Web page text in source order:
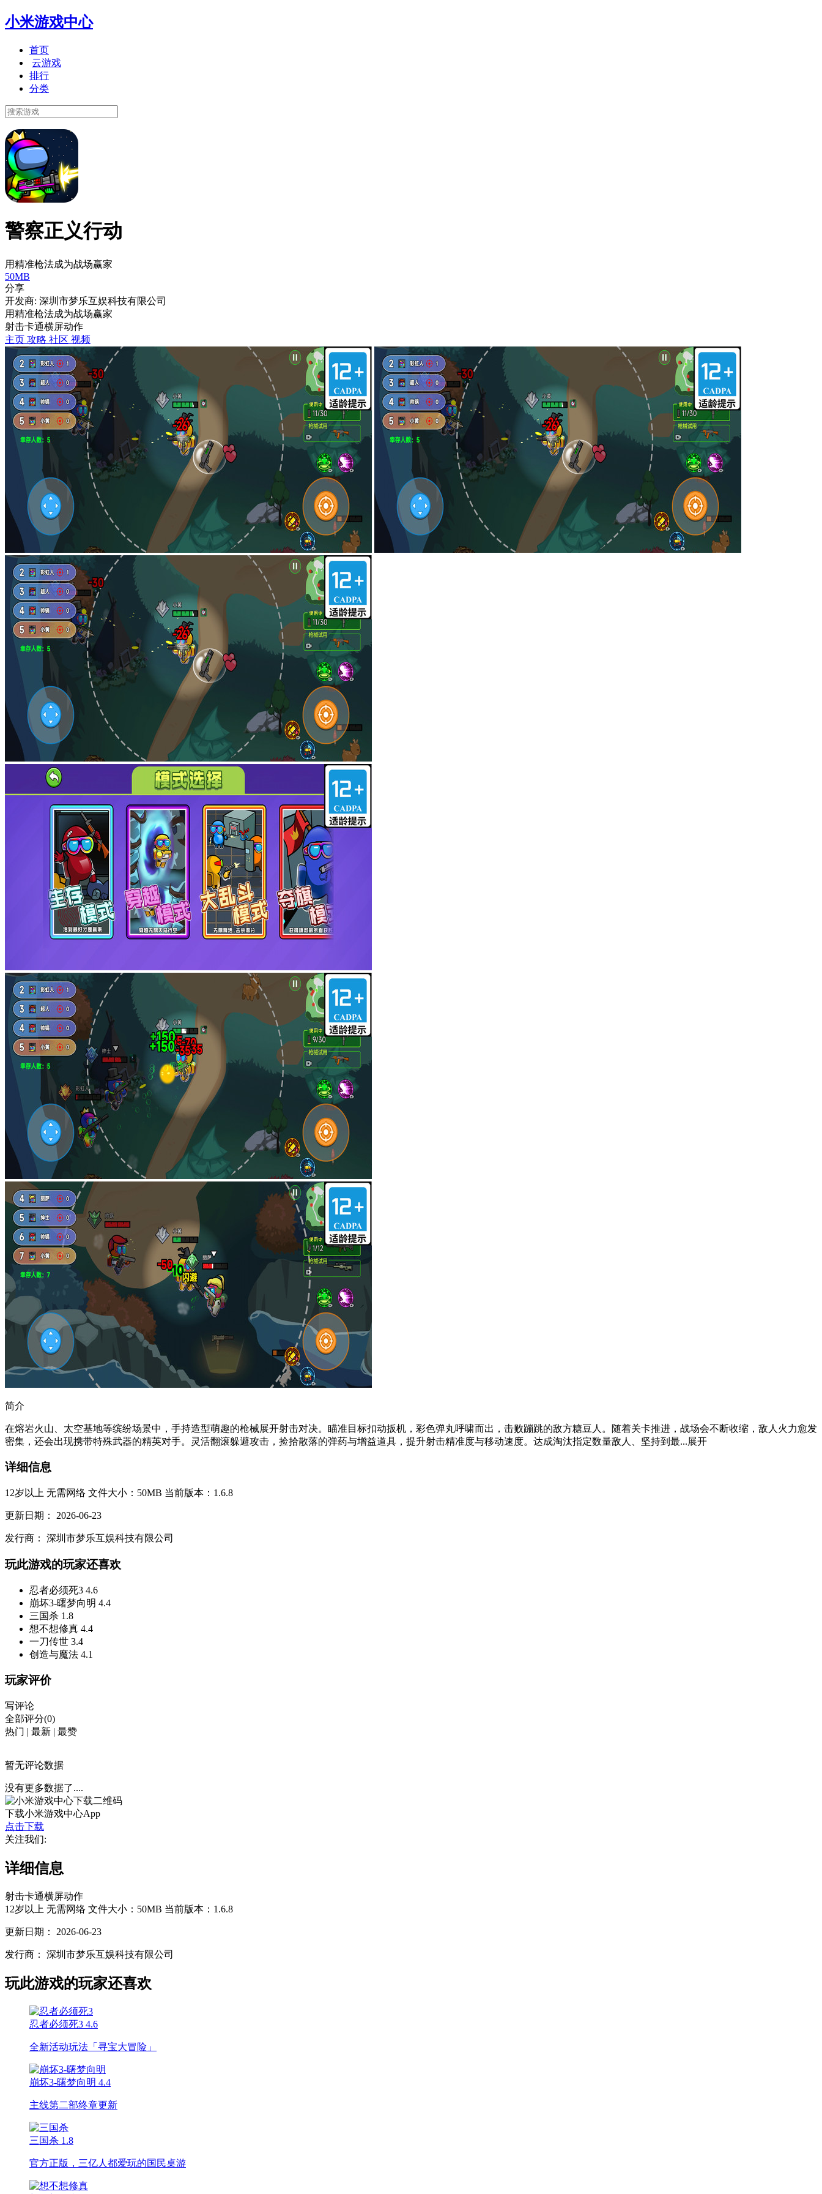
小米游戏中心
首页
云游戏
排行
分类
警察正义行动
用精准枪法成为战场赢家
50MB
分享
开发商: 深圳市梦乐互娱科技有限公司
用精准枪法成为战场赢家
射击卡通横屏动作
主页 攻略 社区 视频
简介
在熔岩火山、太空基地等缤纷场景中，手持造型萌趣的枪械展开射击对决。瞄准目标扣动扳机，彩色弹丸呼啸而出，击败蹦跳的敌方糖豆人。随着关卡推进，战场会不断收缩，敌人火力愈发
密集，还会出现携带特殊武器的精英对手。灵活翻滚躲避攻击，捡拾散落的弹药与增益道具，提升射击精准度与移动速度。达成淘汰指定数量敌人、坚持到最...展开
详细信息
12岁以上 无需网络 文件大小：50MB 当前版本：1.6.8
更新日期： 2026-06-23
发行商： 深圳市梦乐互娱科技有限公司
玩此游戏的玩家还喜欢
忍者必须死3 4.6
崩坏3-曙梦向明 4.4
三国杀 1.8
想不想修真 4.4
一刀传世 3.4
创造与魔法 4.1
玩家评价
写评论
全部评分(0)
热门 | 最新 | 最赞
暂无评论数据
没有更多数据了....
下载小米游戏中心App
点击下载
关注我们:
详细信息
射击卡通横屏动作
12岁以上 无需网络 文件大小：50MB 当前版本：1.6.8
更新日期： 2026-06-23
发行商： 深圳市梦乐互娱科技有限公司
玩此游戏的玩家还喜欢
忍者必须死3 4.6
全新活动玩法「寻宝大冒险」
崩坏3-曙梦向明 4.4
主线第二部终章更新
三国杀 1.8
官方正版，三亿人都爱玩的国民桌游